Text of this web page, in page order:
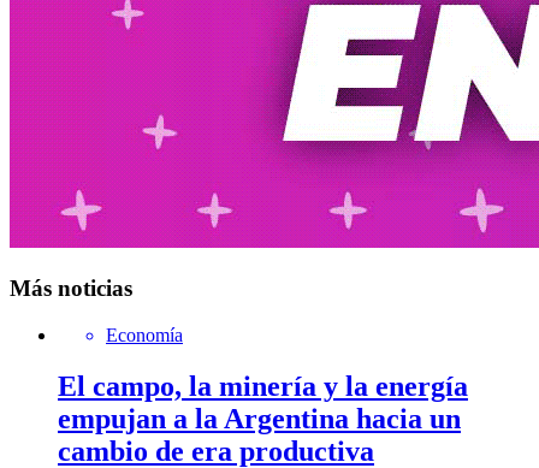
Más noticias
Economía
El campo, la minería y la energía
empujan a la Argentina hacia un
cambio de era productiva